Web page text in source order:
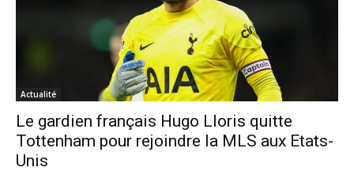
Actualité
Le gardien français Hugo Lloris quitte
Tottenham pour rejoindre la MLS aux Etats-
Unis